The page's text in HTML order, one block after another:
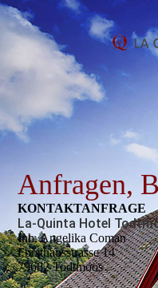
Anfragen,
KONTAKT­­ANFRAGE
La-Quinta Hotel
Inh. Angelika Coman
Forsthausstrasse 14
79682 Todtmoos